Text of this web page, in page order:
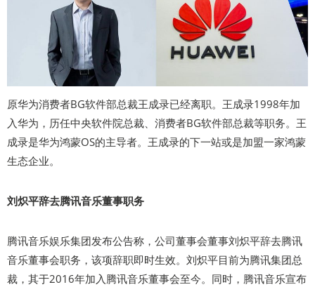
原华为消费者BG软件部总裁王成录已经离职。王成录1998年加
入华为，历任中央软件院总裁、消费者BG软件部总裁等职务。王
成录是华为鸿蒙OS的主导者。王成录的下一站或是加盟一家鸿蒙
生态企业。
刘炽平辞去腾讯音乐董事职务
腾讯音乐娱乐集团发布公告称，公司董事会董事刘炽平辞去腾讯
音乐董事会职务，该项辞职即时生效。刘炽平目前为腾讯集团总
裁，其于2016年加入腾讯音乐董事会至今。同时，腾讯音乐宣布